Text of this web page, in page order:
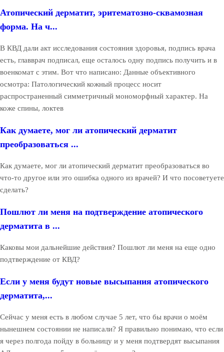
Атопический дерматит, эритематозно-сквамозная
форма. На ч...
В КВД дали акт исследования состояния здоровья, подпись врача
есть, главврач подписал, еще осталось одну подпись получить и в
военкомат с этим. Вот что написано: Данные объективного
осмотра: Патологический кожный процесс носит
распространенный симметричный мономорфный характер. На
коже спины, локтев
Как думаете, мог ли атопический дерматит
преобразоваться ...
Как думаете, мог ли атопический дерматит преобразоваться во
что-то другое или это ошибка одного из врачей? И что посоветуете
сделать?
Пошлют ли меня на подтверждение атопического
дерматита в ...
Каковы мои дальнейшие действия? Пошлют ли меня на еще одно
подтверждение от КВД?
Если у меня будут новые высыпания атопического
дерматита,...
Сейчас у меня есть в любом случае 5 лет, что бы врачи о моём
нынешнем состоянии не написали? Я правильно понимаю, что если
я через полгода пойду в больницу и у меня подтвердят высыпания